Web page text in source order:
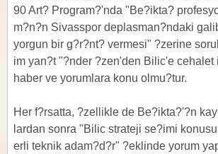
90 Art? Program?'nda "Be?ikta?
m?n?n Sivasspor deplasman?ndaki
yorgun bir g?r?nt? vermesi" ?zerine
im yan?t "?nder ?zen'den Bilic'e
haber ve yorumlara konu olmu?tur.
Her f?rsatta, ?zellikle de Be?ikta?'?n
lardan sonra "Bilic strateji se?imi
erli teknik adam?d?r" ?eklinde yorum